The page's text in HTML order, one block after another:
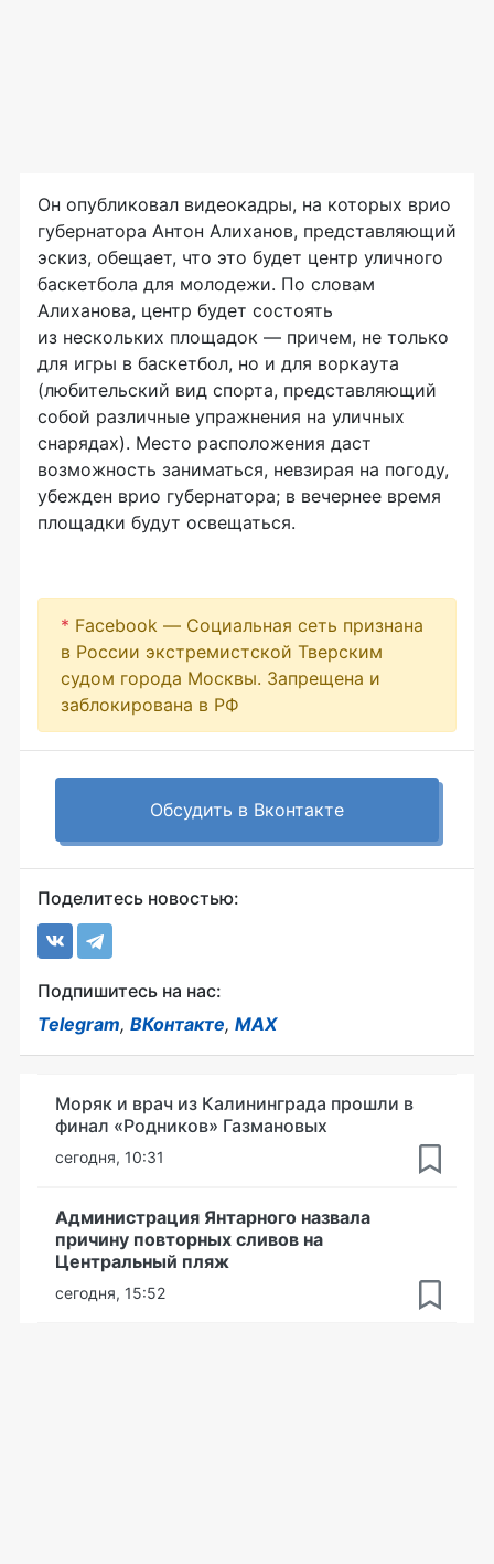
Он опубликовал видеокадры, на которых врио
губернатора Антон Алиханов, представляющий
эскиз, обещает, что это будет центр уличного
баскетбола для молодежи. По словам
Алиханова, центр будет состоять
из нескольких площадок — причем, не только
для игры в баскетбол, но и для воркаута
(любительский вид спорта, представляющий
собой различные упражнения на уличных
снарядах). Место расположения даст
возможность заниматься, невзирая на погоду,
убежден врио губернатора; в вечернее время
площадки будут освещаться.
* Facebook — Социальная сеть признана
в России экстремистской Тверским
судом города Москвы. Запрещена и
заблокирована в РФ
Обсудить в Вконтакте
Поделитесь новостью:
Подпишитесь на нас:
Telegram, ВКонтакте, MAX
Моряк и врач из Калининграда прошли в
финал «Родников» Газмановых
сегодня, 10:31
Администрация Янтарного назвала
причину повторных сливов на
Центральный пляж
сегодня, 15:52